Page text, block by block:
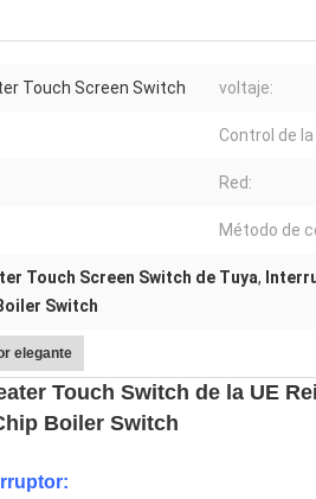
Touch Screen Switch voltaje:
Control de la
Red:
Método de
Touch Screen Switch de Tuya,
Switch
elegante
Touch Switch de la UE
Boiler Switch